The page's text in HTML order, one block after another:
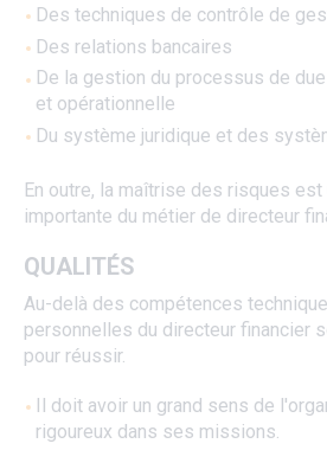
Des techniques de contrôle de
Des relations bancaires
De la gestion du processus de
et opérationnelle
Du système juridique et des
En outre, la maîtrise des risques
importante du métier de directeur
QUALITÉS
Au-delà des compétences
personnelles du directeur financier
pour réussir.
Il doit avoir un grand sens de
rigoureux dans ses missions.